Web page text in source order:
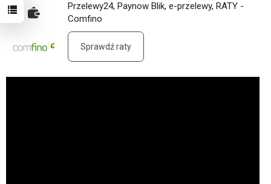
Przelewy24, Paynow Blik, e-przelewy, RATY -
Comfino
Sprawdź raty